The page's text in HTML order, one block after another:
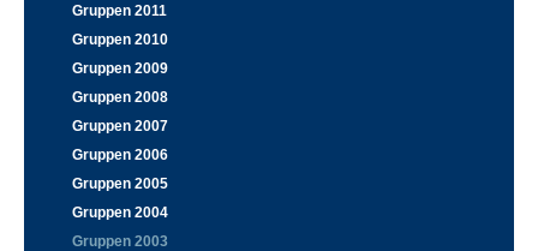
Gruppen 2011
Gruppen 2010
Gruppen 2009
Gruppen 2008
Gruppen 2007
Gruppen 2006
Gruppen 2005
Gruppen 2004
Gruppen 2003